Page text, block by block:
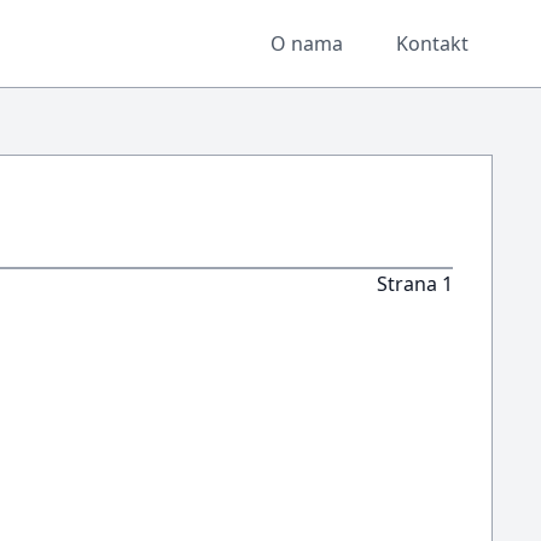
O nama Kontakt
Strana 1